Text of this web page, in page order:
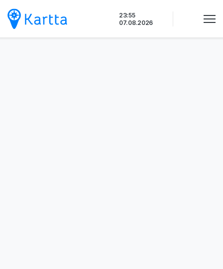
sisältöön
23:55
07.08.2026